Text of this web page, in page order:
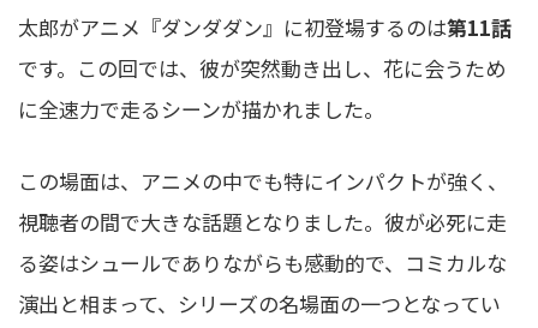
太郎がアニメ『ダンダダン』に初登場するのは第11話
です。この回では、彼が突然動き出し、花に会うため
に全速力で走るシーンが描かれました。
この場面は、アニメの中でも特にインパクトが強く、
視聴者の間で大きな話題となりました。彼が必死に走
る姿はシュールでありながらも感動的で、コミカルな
演出と相まって、シリーズの名場面の一つとなってい